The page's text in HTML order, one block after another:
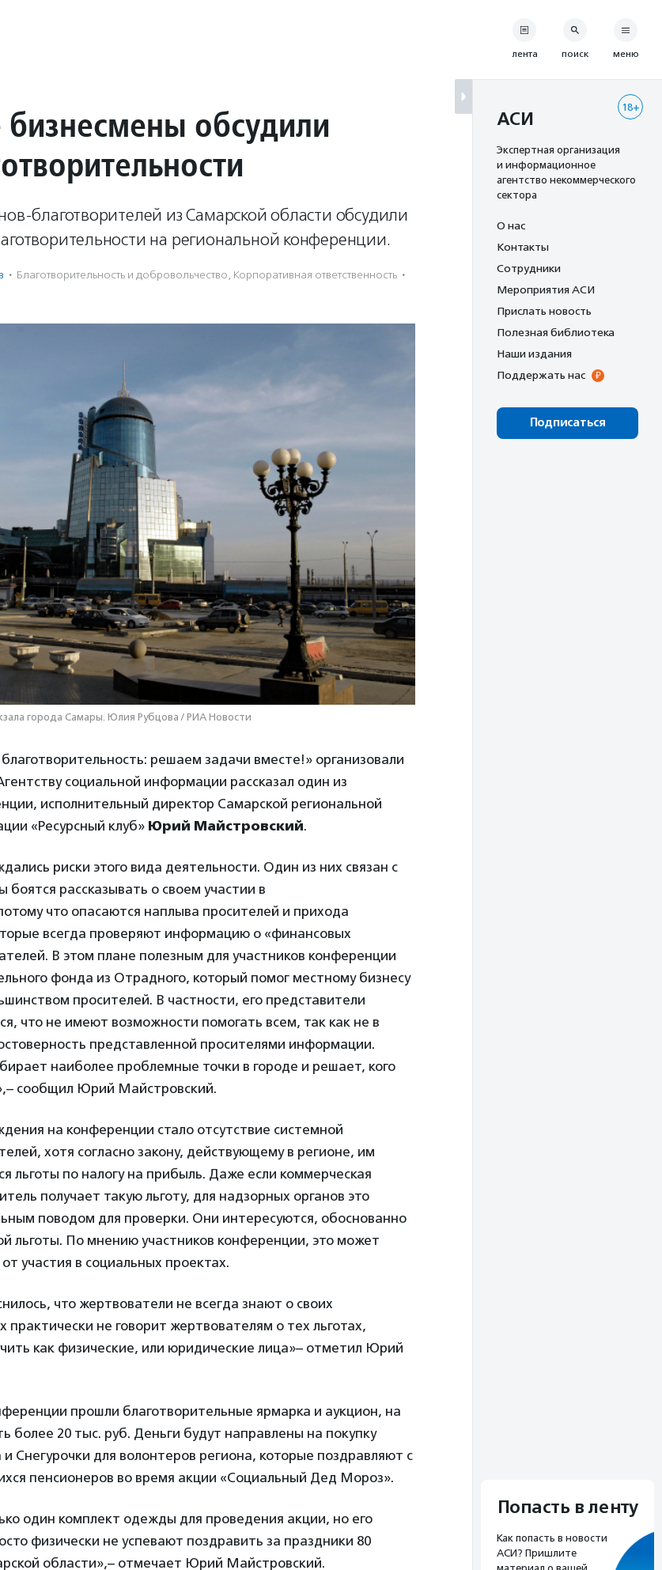
обсудили
благотворителей из Самарской области обсудили
на региональной конференции.
· Благотвори­тель­ность и доброволь­чест­во, Корпоративная ответственность ·
города Самары. Юлия Рубцова / РИА Новости
решаем задачи вместе!» организовали
социальной информации рассказал один из
исполнительный директор Самарской региональной
«Ресурсный клуб» Юрий Майстровский.
риски этого вида деятельности. Один из них связан с
боятся рассказывать о своем участии в
что опасаются наплыва просителей и прихода
всегда проверяют информацию о «финансовых
В этом плане полезным для участников конференции
фонда из Отрадного, который помог местному бизнесу
просителей. В частности, его представители
что не имеют возможности помогать всем, так как не в
представленной просителями информации.
наиболее проблемные точки в городе и решает, кого
сообщил Юрий Майстровский.
на конференции стало отсутствие системной
хотя согласно закону, действующему в регионе, им
льготы по налогу на прибыль. Даже если коммерческая
получает такую льготу, для надзорных органов это
поводом для проверки. Они интересуются, обоснованно
льготы. По мнению участников конференции, это может
участия в социальных проектах.
что жертвователи не всегда знают о своих
не говорит жертвователям о тех льготах,
как физические, или юридические лица»– отметил Юрий
прошли благотворительные ярмарка и аукцион, на
более 20 тыс. руб. Деньги будут направлены на покупку
Снегурочки для волонтеров региона, которые поздравляют с
пенсионеров во время акции «Социальный Дед Мороз».
один комплект одежды для проведения акции, но его
физически не успевают поздравить за праздники 80
области»,– отмечает Юрий Майстровский.
лента поиск меню
18+
АСИ
Экспертная организация
и информационное
агентство некоммерческого
сектора
О нас
Контакты
Сотрудники
Мероприятия АСИ
Прислать новость
Полезная библиотека
Наши издания
Поддержать нас
Подписаться
Попасть в ленту
Как попасть в новости
АСИ? Пришлите